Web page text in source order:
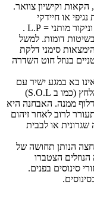
הקאות וקישיון צוואר.
או חיידקי
מותני = L.P
.
דומות. למשל
סימני דלקת
בנוזל חוט השדרה
בא במגע ישיר עם
(כמו ב S.O.L
)
ממנה. האבחנה היא
לרוב לאחר זיהום
או לבבית
הנותן תחושה של
הצטברו
סינוסים בפנים.